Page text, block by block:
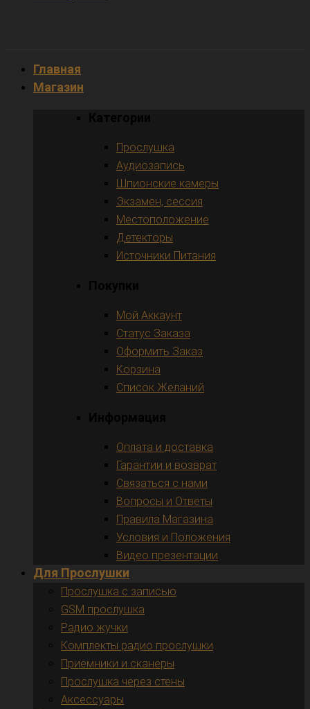
Главная
Магазин
Прослушка
Аудиозапись
Шпионские камеры
Экзамен, сессия
Местоположение
Детекторы
Источники Питания
Мой Аккаунт
Статус Заказа
Оформить Заказ
Корзина
Список Желаний
Оплата и доставка
Гарантии и возврат
Связаться с нами
Вопросы и Ответы
Правила Магазина
Условия и Положения
Видео презентации
Для Прослушки
Прослушка с записью
GSM прослушка
Радио жучки
Комплекты радио прослушки
Приемники и сканеры
Прослушка через стены
Аксессуары